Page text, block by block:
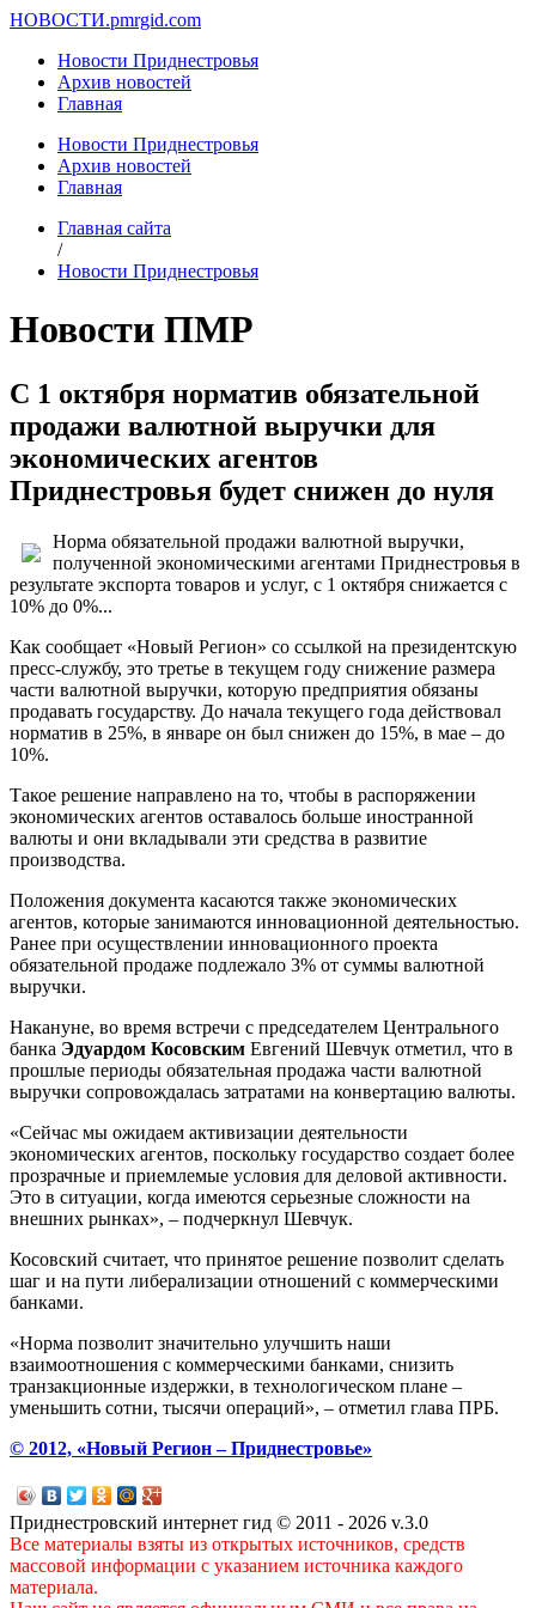
НОВОСТИ.pmrgid.com
Новости Приднестровья
Архив новостей
Главная
Новости Приднестровья
Архив новостей
Главная
Главная сайта
/
Новости Приднестровья
Новости ПМР
С 1 октября норматив обязательной
продажи валютной выручки для
экономических агентов
Приднестровья будет снижен до нуля
Норма обязательной продажи валютной выручки,
полученной экономическими агентами Приднестровья в
результате экспорта товаров и услуг, с 1 октября снижается с
10% до 0%...
Как сообщает «Новый Регион» со ссылкой на президентскую
пресс-службу, это третье в текущем году снижение размера
части валютной выручки, которую предприятия обязаны
продавать государству. До начала текущего года действовал
норматив в 25%, в январе он был снижен до 15%, в мае – до
10%.
Такое решение направлено на то, чтобы в распоряжении
экономических агентов оставалось больше иностранной
валюты и они вкладывали эти средства в развитие
производства.
Положения документа касаются также экономических
агентов, которые занимаются инновационной деятельностью.
Ранее при осуществлении инновационного проекта
обязательной продаже подлежало 3% от суммы валютной
выручки.
Накануне, во время встречи с председателем Центрального
банка Эдуардом Косовским Евгений Шевчук отметил, что в
прошлые периоды обязательная продажа части валютной
выручки сопровождалась затратами на конвертацию валюты.
«Сейчас мы ожидаем активизации деятельности
экономических агентов, поскольку государство создает более
прозрачные и приемлемые условия для деловой активности.
Это в ситуации, когда имеются серьезные сложности на
внешних рынках», – подчеркнул Шевчук.
Косовский считает, что принятое решение позволит сделать
шаг и на пути либерализации отношений с коммерческими
банками.
«Норма позволит значительно улучшить наши
взаимоотношения с коммерческими банками, снизить
транзакционные издержки, в технологическом плане –
уменьшить сотни, тысячи операций», – отметил глава ПРБ.
© 2012, «Новый Регион – Приднестровье»
Приднестровский интернет гид © 2011 - 2026 v.3.0
Все материалы взяты из открытых источников, средств
массовой информации с указанием источника каждого
материала.